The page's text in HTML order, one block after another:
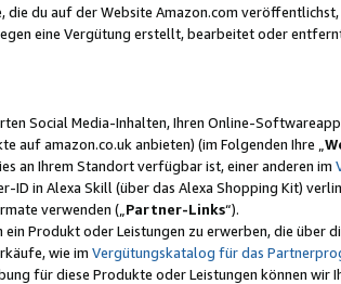
du auf der Website Amazon.com
eine Vergütung erstellt, bearbeitet oder
Social Media-Inhalten, Ihren Online-
auf amazon.co.uk anbieten) (im Folgenden Ihre „
an Ihrem Standort verfügbar ist, einer anderen im
ID in Alexa Skill (über das Alexa Shopping Kit)
verwenden („ Partner-Links“).
Produkt oder Leistungen zu erwerben, die über
wie im Vergütungskatalog für das
für diese Produkte oder Leistungen können wir